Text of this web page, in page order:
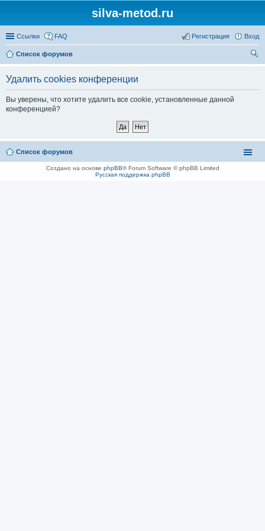
silva-metod.ru
Ссылки FAQ Вход
Регистрация
Список форумов
Удалить cookies конференции
Вы уверены, что хотите удалить все cookie, установленные данной
конференцией?
Список форумов
Создано на основе phpBB® Forum Software © phpBB Limited
Русская поддержка phpBB